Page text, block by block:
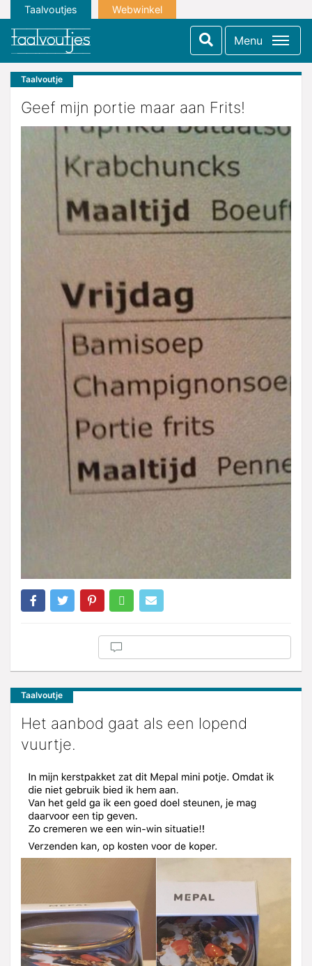
Taalvoutjes Webwinkel
Menu
Taalvoutje
Geef mijn portie maar aan Frits!
Taalvoutje
Het aanbod gaat als een lopend
vuurtje.